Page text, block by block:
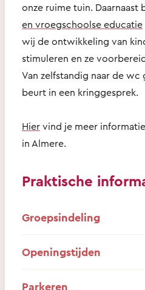
onze ruime tuin. Daarnaast
en vroegschoolse educatie
wij de ontwikkeling van
stimuleren en ze
Van zelfstandig naar de
beurt in een kringgesprek.
Hier vind je meer
in Almere.
Praktische
Groepsindeling
Openingstijden
Parkeren